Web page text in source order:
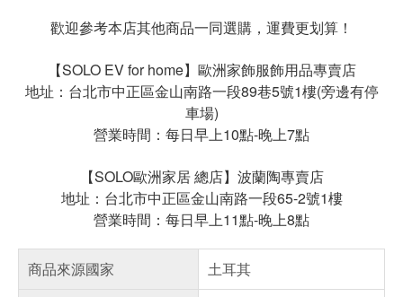
歡迎參考本店其他商品一同選購，運費更划算！
【SOLO EV for home】歐洲家飾服飾用品專賣店
地址：台北市中正區金山南路一段89巷5號1樓(旁邊有停
車場)
營業時間：每日早上10點-晚上7點
【SOLO歐洲家居 總店】波蘭陶專賣店
地址：台北市中正區金山南路一段65-2號1樓
營業時間：每日早上11點-晚上8點
商品來源國家
土耳其